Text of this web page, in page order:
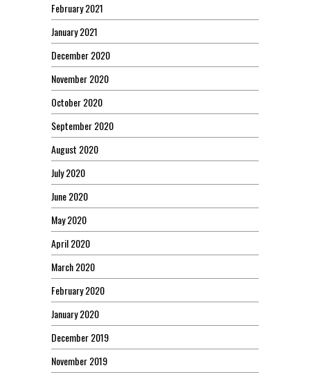
February 2021
January 2021
December 2020
November 2020
October 2020
September 2020
August 2020
July 2020
June 2020
May 2020
April 2020
March 2020
February 2020
January 2020
December 2019
November 2019